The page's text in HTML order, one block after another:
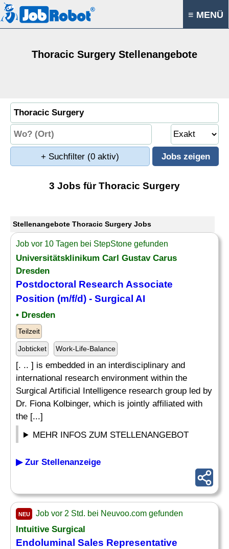
≡ MENÜ
Thoracic Surgery Stellenangebote
+ Suchfilter (0 aktiv)
3 Jobs für Thoracic Surgery
Stellenangebote Thoracic Surgery Jobs
Job vor 10 Tagen bei StepStone gefunden
Universitätsklinikum Carl Gustav Carus
Dresden
Postdoctoral Research Associate
Position (m/f/d) - Surgical AI
• Dresden
Teilzeit
Jobticket Work-Life-Balance
[. .. ] is embedded in an interdisciplinary and
international research environment within the
Surgical Artificial Intelligence research group led by
Dr. Fiona Kolbinger, which is jointly affiliated with
the [...]
MEHR INFOS ZUM STELLENANGEBOT
▶ Zur Stellenanzeige
NEU Job vor 2 Std. bei Neuvoo.com gefunden
Intuitive Surgical
Endoluminal Sales Representative